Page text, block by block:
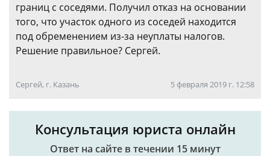
границ с соседями. Получил отказ на основании
того, что участок одного из соседей находится
под обременением из-за неуплаты налогов.
Решение правильное? Сергей.
Сергей, г. Казань 5 февраля 2019 г. 12:58
Консультация юриста онлайн
Ответ на сайте в течении 15 минут